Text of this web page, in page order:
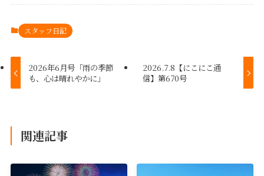
スタッフ日記
2026年6月号「雨の季節
も、心は晴れやかに」
2026.7.8【にこにこ通
信】第670号
関連記事